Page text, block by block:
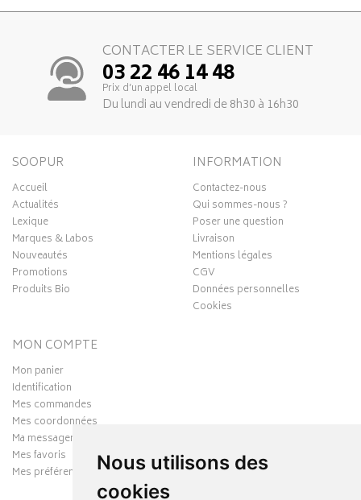
Nous utilisons des
cookies
CONTACTER LE SERVICE CLIENT
03 22 46 14 48
Prix d’un appel local
Du lundi au vendredi de 8h30 à 16h30
SOOPUR
Accueil
Actualités
Lexique
Marques & Labos
Nouveautés
Promotions
Produits Bio
INFORMATION
Contactez-nous
Qui sommes-nous ?
Poser une question
Livraison
Mentions légales
CGV
Données personnelles
Cookies
MON COMPTE
Mon panier
Identification
Mes commandes
Mes coordonnées
Ma messagerie
Mes favoris
Mes préférences Cookies